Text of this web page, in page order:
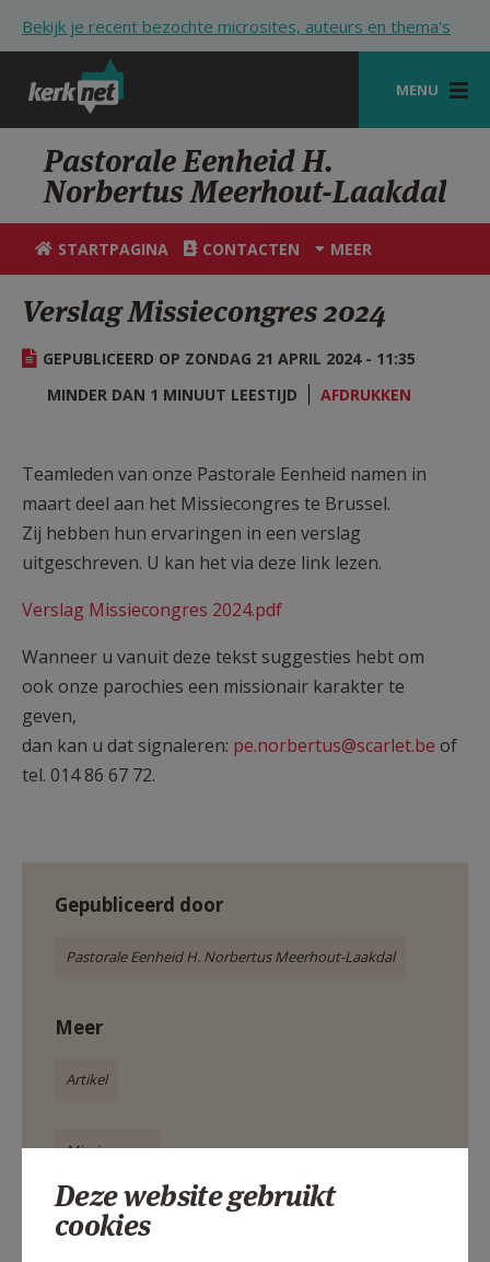
Bekijk je recent bezochte microsites, auteurs en thema's
MENU
STARTPAGINA
KERK
VIERINGEN
ZOEKEN
MIJN PAROCHIE
AANMELDEN OF REGISTREREN
Pastorale Eenheid H.
Norbertus Meerhout-Laakdal
STARTPAGINA CONTACTEN MEER
Verslag Missiecongres 2024
GEPUBLICEERD OP ZONDAG 21 APRIL 2024 - 11:35
MINDER DAN 1 MINUUT LEESTIJD
AFDRUKKEN
Teamleden van onze Pastorale Eenheid namen in
maart deel aan het Missiecongres te Brussel.
Zij hebben hun ervaringen in een verslag
uitgeschreven. U kan het via deze link lezen.
Verslag Missiecongres 2024.pdf
Wanneer u vanuit deze tekst suggesties hebt om
ook onze parochies een missionair karakter te
geven,
dan kan u dat signaleren: pe.norbertus@scarlet.be of
tel. 014 86 67 72.
Gepubliceerd door
Pastorale Eenheid H. Norbertus Meerhout-Laakdal
Meer
Artikel
Missiecongrs
Deze website gebruikt
cookies